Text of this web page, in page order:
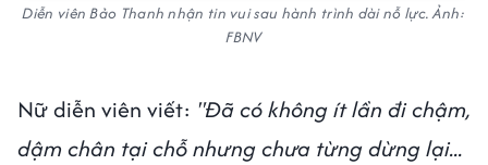
Diễn viên Bảo Thanh nhận tin vui sau hành trình dài nỗ lực. Ảnh:
FBNV
Nữ diễn viên viết: "Đã có không ít lần đi chậm,
dậm chân tại chỗ nhưng chưa từng dừng lại...